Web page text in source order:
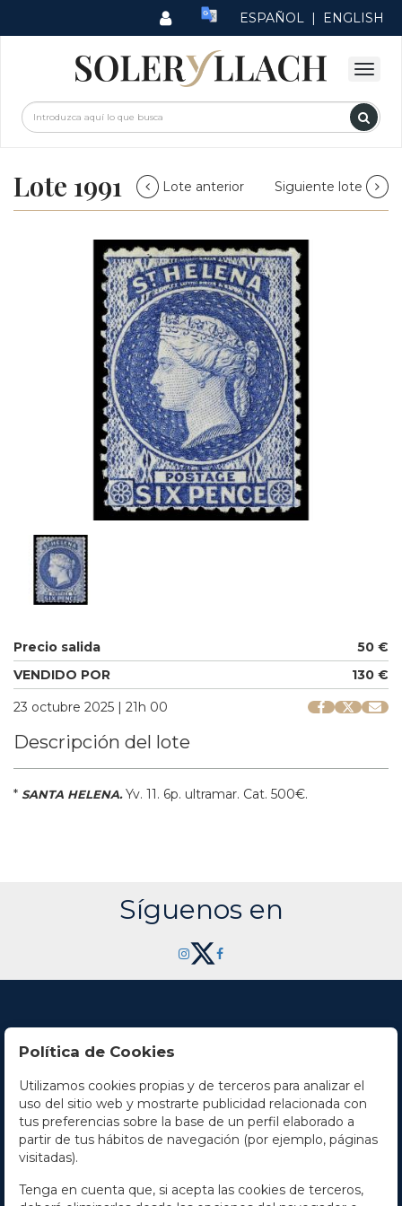
ESPAÑOL | ENGLISH
Lote 1991 Lote anterior Siguiente lote
Precio salida
50 €
VENDIDO POR
130 €
23 octubre 2025 | 21h 00
Descripción del lote
* SANTA HELENA.Yv. 11. 6p. ultramar. Cat. 500€.
Síguenos en
Contacto
Horario
La empresa
Términos y condiciones
Política de Cookies
Utilizamos cookies propias y de terceros para analizar el
uso del sitio web y mostrarte publicidad relacionada con
tus preferencias sobre la base de un perfil elaborado a
partir de tus hábitos de navegación (por ejemplo, páginas
visitadas).
Tenga en cuenta que, si acepta las cookies de terceros,